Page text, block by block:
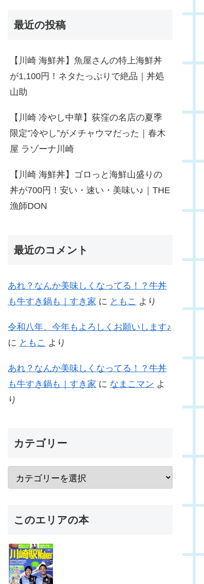
最近の投稿
【川崎 海鮮丼】魚屋さんの特上海鮮丼
が1,100円！ネタたっぷりで絶品｜丼処
山助
【川崎 冷やし中華】荻窪の名店の夏季
限定”冷やし”がメチャウマだった｜春木
屋 ラゾーナ川崎
【川崎 海鮮丼】ゴロっと海鮮山盛りの
丼が700円！安い・速い・美味い♪｜THE
漁師DON
最近のコメント
あれ？なんか美味しくなってる！？牛丼
も牛すき鍋も｜すき家 に ともこ より
令和八年、今年もよろしくお願いします♪
に ともこ より
あれ？なんか美味しくなってる！？牛丼
も牛すき鍋も｜すき家 に なまこマン よ
り
カテゴリー
このエリアの本